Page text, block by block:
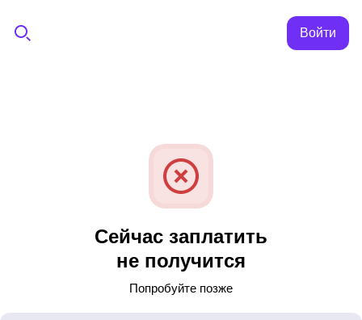
Войти
Сейчас заплатить
не получится
Попробуйте позже